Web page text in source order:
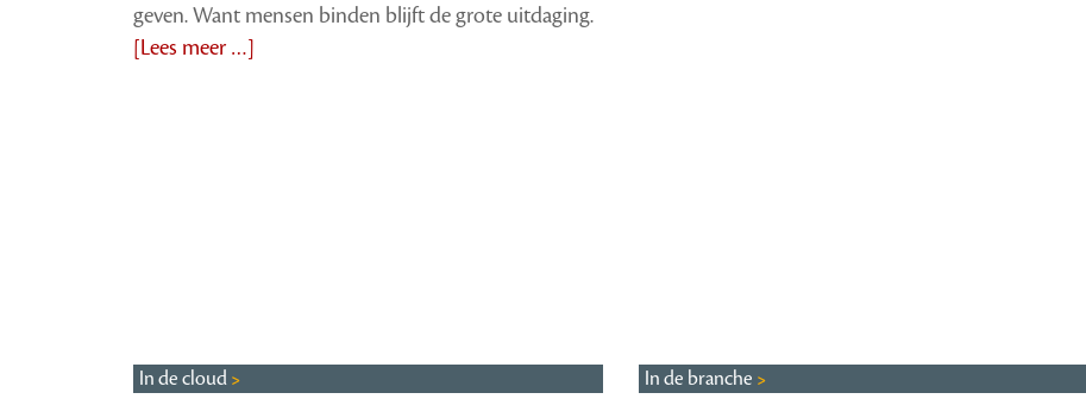
geven. Want mensen binden blijft de grote uitdaging.
[Lees meer …]
In de cloud In de branche